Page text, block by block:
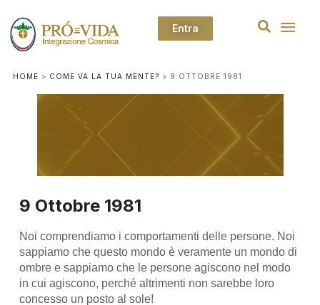
Entra
HOME > COME VA LA TUA MENTE? > 9 OTTOBRE 1981
9 Ottobre 1981
Noi comprendiamo i comportamenti delle persone. Noi
sappiamo che questo mondo è veramente un mondo di
ombre e sappiamo che le persone agiscono nel modo
in cui agiscono, perché altrimenti non sarebbe loro
concesso un posto al sole!